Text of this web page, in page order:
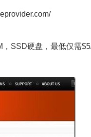
SSD硬盘，最低仅需